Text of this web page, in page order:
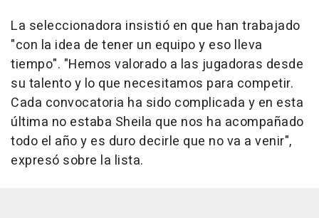
La seleccionadora insistió en que han trabajado
"con la idea de tener un equipo y eso lleva
tiempo". "Hemos valorado a las jugadoras desde
su talento y lo que necesitamos para competir.
Cada convocatoria ha sido complicada y en esta
última no estaba Sheila que nos ha acompañado
todo el año y es duro decirle que no va a venir",
expresó sobre la lista.